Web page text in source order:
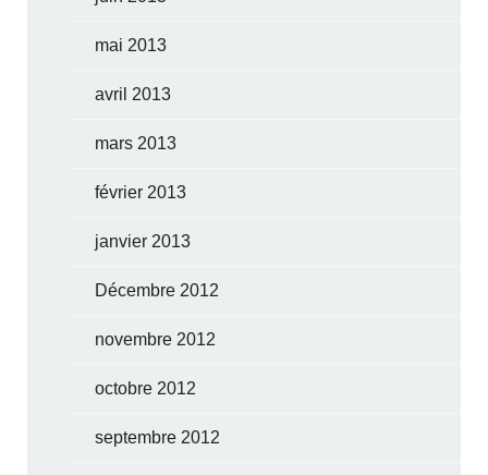
mai 2013
avril 2013
mars 2013
février 2013
janvier 2013
Décembre 2012
novembre 2012
octobre 2012
septembre 2012